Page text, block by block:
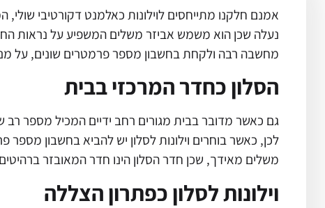
אמנם חלקנו מתייחסים לוילונות כאלמנט דקורטיבי
נעלה שכן הוא משמש אביזר משלים המשפיע על נראות
מחשבה רבה ולקחת בחשבון מספר פרמטרים שונים, על
הסלון כחדר המרכזי בבית
גם כאשר מדובר בבית מגורים רחב ידיים המכיל מספר רב
לכן, כאשר בוחרים וילונות לסלון יש להביא בחשבון מספר
משלים מאידך, שכן חדר הסלון הינו חדר המאובזר
וילונות לסלון כפתרון הצללה